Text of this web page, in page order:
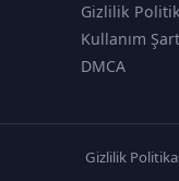
Gizlilik
Kullanım
DMCA
Gizlilik